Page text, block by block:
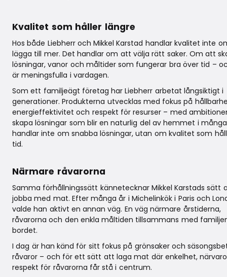
Kvalitet som håller längre
Hos både Liebherr och Mikkel Karstad handlar kvalitet inte
lägga till mer. Det handlar om att välja rätt saker. Om att
lösningar, vanor och måltider som fungerar bra över tid –
är meningsfulla i vardagen.
Som ett familjeägt företag har Liebherr arbetat långsiktigt i
generationer. Produkterna utvecklas med fokus på
energieffektivitet och respekt för resurser – med
skapa lösningar som blir en naturlig del av hemmet i
handlar inte om snabba lösningar, utan om kvalitet som
tid.
Närmare råvarorna
Samma förhållningssätt kännetecknar Mikkel Karstads sätt
jobba med mat. Efter många år i Michelinkök i Paris och
valde han aktivt en annan väg. En väg närmare årstiderna,
råvarorna och den enkla måltiden tillsammans med
bordet.
I dag är han känd för sitt fokus på grönsaker och
råvaror – och för ett sätt att laga mat där enkelhet,
respekt för råvarorna får stå i centrum.